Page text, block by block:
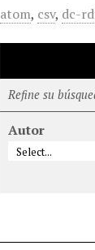
atom, csv, dc-
Refine su
Autor